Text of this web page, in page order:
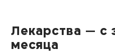
Лекарства — с
месяца